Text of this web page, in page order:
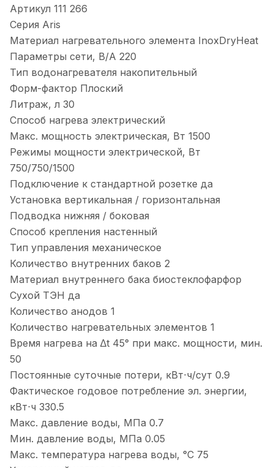
Артикул 111 266
Серия Aris
Материал нагревательного элемента InoxDryHeat
Параметры сети, В/А 220
Тип водонагревателя накопительный
Форм-фактор Плоский
Литраж, л 30
Способ нагрева электрический
Макс. мощность электрическая, Вт 1500
Режимы мощности электрической, Вт
750/750/1500
Подключение к стандартной розетке да
Установка вертикальная / горизонтальная
Подводка нижняя / боковая
Способ крепления настенный
Тип управления механическое
Количество внутренних баков 2
Материал внутреннего бака биостеклофарфор
Сухой ТЭН да
Количество анодов 1
Количество нагревательных элементов 1
Время нагрева на ∆t 45° при макс. мощности, мин.
50
Постоянные суточные потери, кВт⋅ч/сут 0.9
Фактическое годовое потребление эл. энергии,
кВт⋅ч 330.5
Макс. давление воды, МПа 0.7
Мин. давление воды, МПа 0.05
Макс. температура нагрева воды, °С 75